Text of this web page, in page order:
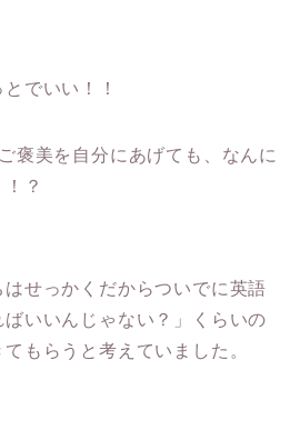
でいい！！
褒美を自分にあげても、なんに
？
せっかくだからついでに英語
いいんじゃない？」くらいの
もらうと考えていました。